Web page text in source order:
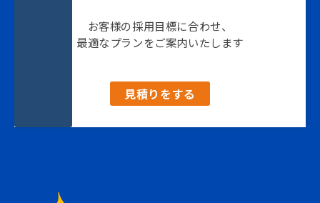
お客様の採用目標に合わせ、
最適なプランをご案内いたします
見積りをする